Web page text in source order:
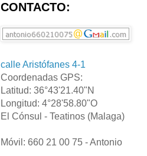
CONTACTO:
calle Aristófanes 4-1
Coordenadas GPS:
Latitud: 36°43'21.40"N
Longitud: 4°28'58.80"O
El Cónsul - Teatinos (Malaga)
Móvil: 660 21 00 75 - Antonio